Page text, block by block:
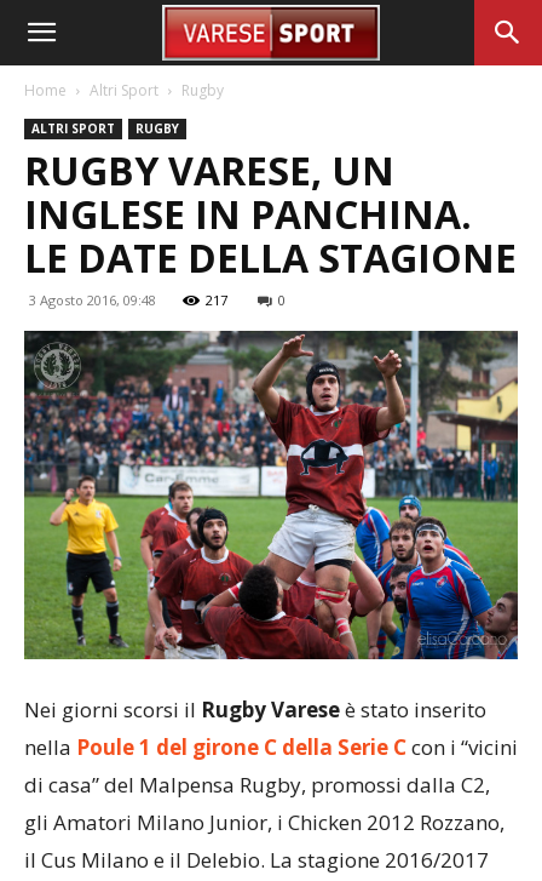
Home Altri Sport Rugby
ALTRI SPORT RUGBY
RUGBY VARESE, UN
INGLESE IN PANCHINA.
LE DATE DELLA STAGIONE
3 Agosto 2016, 09:48 217 0
Nei giorni scorsi il Rugby Vareseè stato inserito
nella Poule 1 del girone C della Serie Ccon i “vicini
di casa” del Malpensa Rugby, promossi dalla C2,
gli Amatori Milano Junior, i Chicken 2012 Rozzano,
il Cus Milano e il Delebio. La stagione 2016/2017